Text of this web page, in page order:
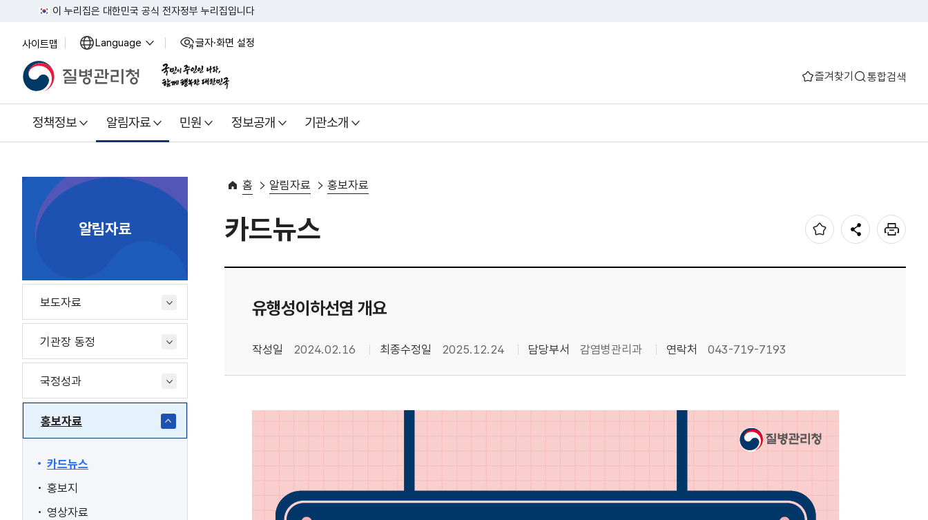
이 누리집은 대한민국 공식 전자정부 누리집입니다
사이트맵 Language 열
글자·화면 설정
즐겨찾기 통합검색
정책정보 알림자료 민원 정보공개 기관소개
알림자료
보도자료
기관장 동정
국정성과
홍보자료
카드뉴스
홍보지
영상자료
홈 알림자료 홍보자료
카드뉴스
유행성이하선염 개요
작성일 2024.02.16 최종수정일 2025.12.24 담당부서 감염병관리과 연락처 043-719-7193